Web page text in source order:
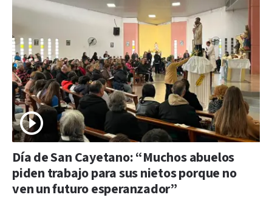
Día de San Cayetano: “Muchos abuelos
piden trabajo para sus nietos porque no
ven un futuro esperanzador”